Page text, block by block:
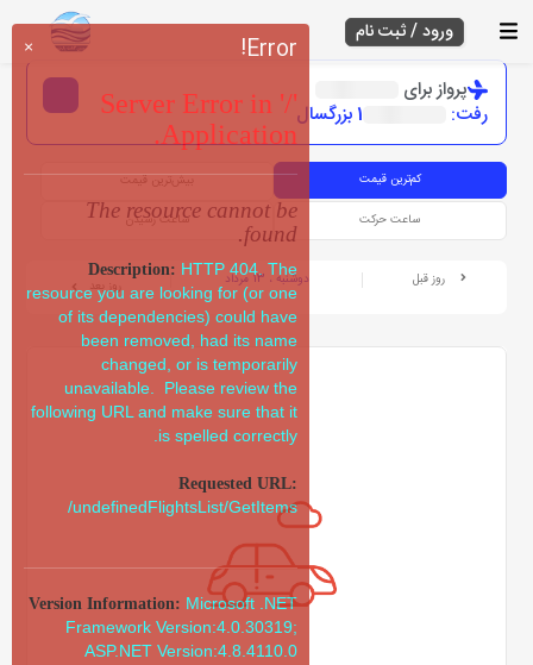
ورود / ثبت نام
پرواز برای
رفت:
1 بزرگسال
کم‌ترین قیمت بیش‌ترین قیمت
ساعت حرکت ساعت رسیدن
روز قبل دوشنبه ، 13 مرداد روز بعد
× Error!
Server Error in '/'
Application.
The resource cannot be
found.
Description: HTTP 404. The
resource you are looking for (or one
of its dependencies) could have
been removed, had its name
changed, or is temporarily
unavailable. Please review the
following URL and make sure that it
is spelled correctly.
Requested URL:
/undefinedFlightsList/GetItems
Version Information: Microsoft .NET
Framework Version:4.0.30319;
ASP.NET Version:4.8.4110.0